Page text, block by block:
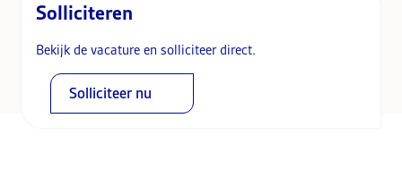
Solliciteren
Bekijk de vacature en solliciteer direct.
Solliciteer nu